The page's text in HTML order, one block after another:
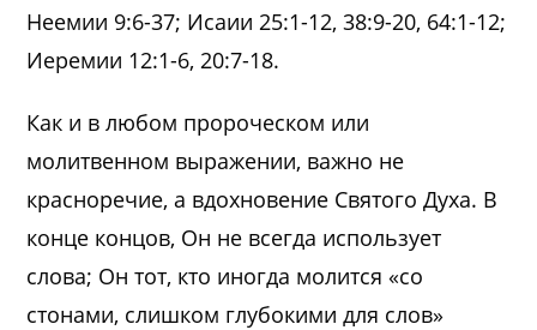
Неемии 9:6-37; Исаии 25:1-12, 38:9-20, 64:1-12;
Иеремии 12:1-6, 20:7-18.
Как и в любом пророческом или
молитвенном выражении, важно не
красноречие, а вдохновение Святого Духа. В
конце концов, Он не всегда использует
слова; Он тот, кто иногда молится «со
стонами, слишком глубокими для слов»